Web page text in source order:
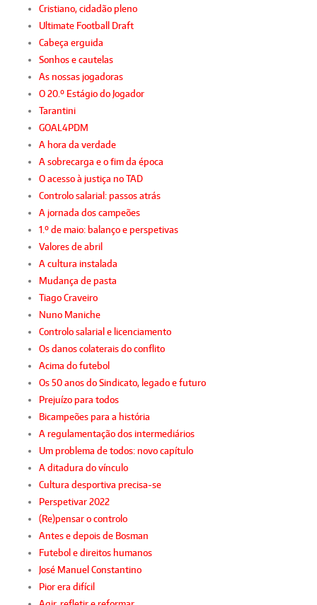
Cristiano, cidadão pleno
Ultimate Football Draft
Cabeça erguida
Sonhos e cautelas
As nossas jogadoras
O 20.º Estágio do Jogador
Tarantini
GOAL4PDM
A hora da verdade
A sobrecarga e o fim da época
O acesso à justiça no TAD
Controlo salarial: passos atrás
A jornada dos campeões
1.º de maio: balanço e perspetivas
Valores de abril
A cultura instalada
Mudança de pasta
Tiago Craveiro
Nuno Maniche
Controlo salarial e licenciamento
Os danos colaterais do conflito
Acima do futebol
Os 50 anos do Sindicato, legado e futuro
Prejuízo para todos
Bicampeões para a história
A regulamentação dos intermediários
Um problema de todos: novo capítulo
A ditadura do vínculo
Cultura desportiva precisa-se
Perspetivar 2022
(Re)pensar o controlo
Antes e depois de Bosman
Futebol e direitos humanos
José Manuel Constantino
Pior era difícil